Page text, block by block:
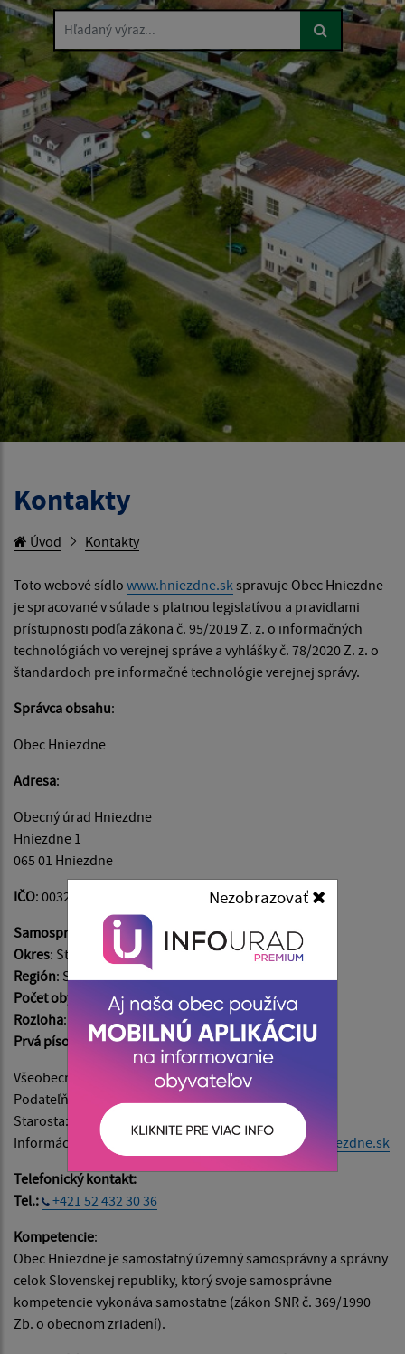
Nezobrazovať
Hľadaný výraz...
Kontakty
Úvod Kontakty
Toto webové sídlo www.hniezdne.skspravuje Obec Hniezdne
je spracované v súlade s platnou legislatívou a pravidlami
prístupnosti podľa zákona č. 95/2019 Z. z. o informačných
technológiách vo verejnej správe a vyhlášky č. 78/2020 Z. z. o
štandardoch pre informačné technológie verejnej správy.
Správca obsahu:
Obec Hniezdne
Adresa:
Obecný úrad Hniezdne
Hniezdne 1
065 01 Hniezdne
IČO: 00329886
Samosprávny kraj
: Prešovský
Okres: Stará Ľubovňa
Región: Spišský
Počet obyvateľov: 1445
Rozloha: 1798 ha
Prvá písomná zmienka: v roku 1286
Všeobecné informácie:
info@hniezdne.sk
Podateľňa:
podatelna@hniezdne.sk
Starosta:
starosta@hniezdne.sk
Informácie o napĺňaní webového sídla:
admin@hniezdne.sk
Telefonický kontakt:
Tel.:
+421 52 432 30 36
Kompetencie:
Obec Hniezdne je samostatný územný samosprávny a správny
celok Slovenskej republiky, ktorý svoje samosprávne
kompetencie vykonáva samostatne (zákon SNR č. 369/1990
Zb. o obecnom zriadení).